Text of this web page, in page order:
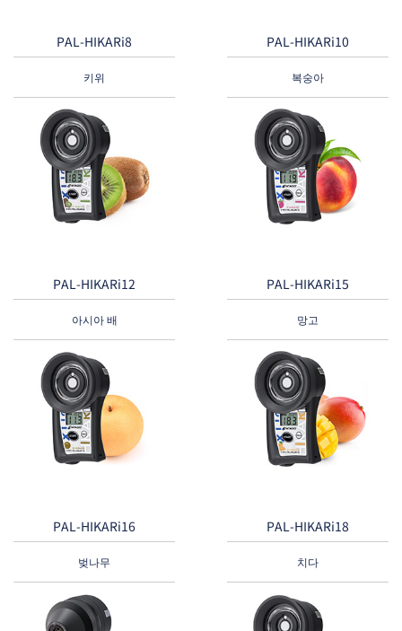
PAL-HIKARi8
키위
PAL-HIKARi10
복숭아
PAL-HIKARi12
아시아 배
PAL-HIKARi15
망고
PAL-HIKARi16
벚나무
PAL-HIKARi18
치다